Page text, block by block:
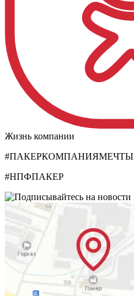
Жизнь компании
#ПАКЕРКОМПАНИЯМЕЧТЫ
#НПФПАКЕР